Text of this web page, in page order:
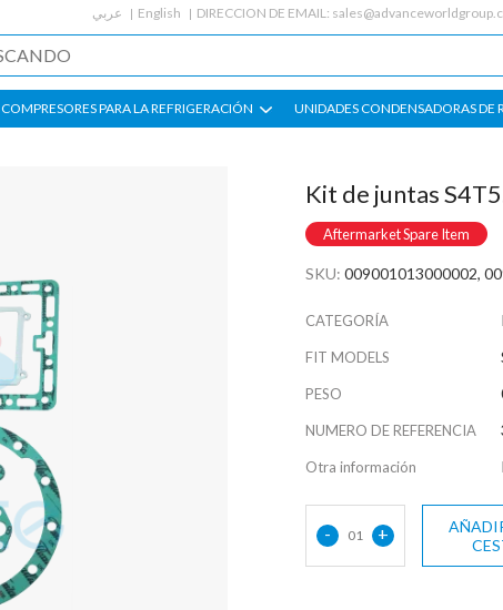
عربي English DIRECCION DE EMAIL:
COMPRESORES PARA LA REFRIGERACIÓN UNIDADES CONDENSADORAS DE
Kit de juntas
Aftermarket Spare Item
SKU: 009001013000002,
CATEGORÍA
FIT MODELS
PESO
NUMERO DE REFERENCIA
Otra información
- 01 +